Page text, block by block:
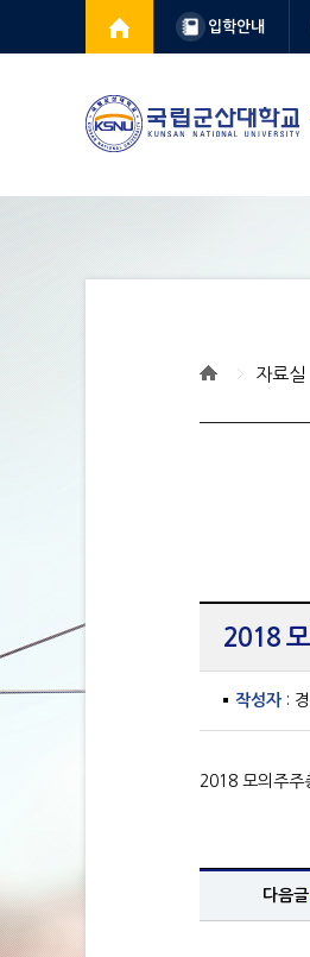
입학안내
자료실
2018
작성자 :
2018 모의주주
다음글